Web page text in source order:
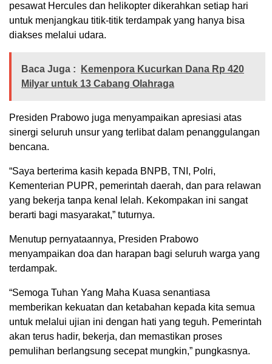
pesawat Hercules dan helikopter dikerahkan setiap hari
untuk menjangkau titik-titik terdampak yang hanya bisa
diakses melalui udara.
Baca Juga :
Kemenpora Kucurkan Dana Rp 420
Milyar untuk 13 Cabang Olahraga
Presiden Prabowo juga menyampaikan apresiasi atas
sinergi seluruh unsur yang terlibat dalam penanggulangan
bencana.
“Saya berterima kasih kepada BNPB, TNI, Polri,
Kementerian PUPR, pemerintah daerah, dan para relawan
yang bekerja tanpa kenal lelah. Kekompakan ini sangat
berarti bagi masyarakat,” tuturnya.
Menutup pernyataannya, Presiden Prabowo
menyampaikan doa dan harapan bagi seluruh warga yang
terdampak.
“Semoga Tuhan Yang Maha Kuasa senantiasa
memberikan kekuatan dan ketabahan kepada kita semua
untuk melalui ujian ini dengan hati yang teguh. Pemerintah
akan terus hadir, bekerja, dan memastikan proses
pemulihan berlangsung secepat mungkin,” pungkasnya.